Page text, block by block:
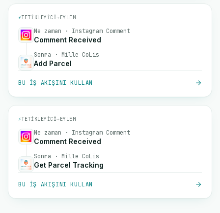
⚡TETIKLEYICI→EYLEM
Ne zaman · Instagram Comment
Comment Received
Sonra · Mille CoLis
Add Parcel
BU IŞ AKIŞINI KULLAN
⚡TETIKLEYICI→EYLEM
Ne zaman · Instagram Comment
Comment Received
Sonra · Mille CoLis
Get Parcel Tracking
BU IŞ AKIŞINI KULLAN